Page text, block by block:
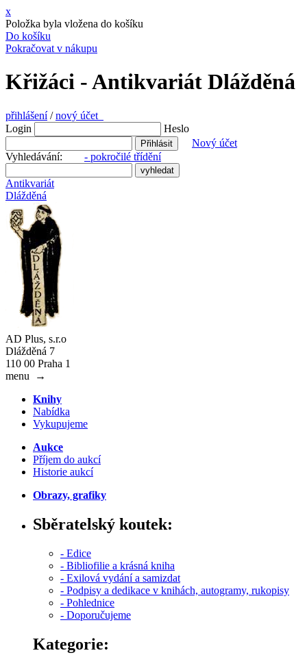
x
Položka byla vložena do košíku
Do košíku
Pokračovat v nákupu
Křižáci - Antikvariát Dlážděná
přihlášení/nový účet
Login
Heslo
Nový účet
Vyhledávání: - pokročilé třídění
Antikvariát
Dlážděná
AD Plus, s.r.o
Dlážděná 7
110 00 Praha 1
menu
→
Knihy
Nabídka
Vykupujeme
Aukce
Příjem do aukcí
Historie aukcí
Obrazy, grafiky
Sběratelský koutek:
- Edice
- Bibliofilie a krásná kniha
- Exilová vydání a samizdat
- Podpisy a dedikace v knihách, autogramy, rukopisy
- Pohlednice
- Doporučujeme
Kategorie: